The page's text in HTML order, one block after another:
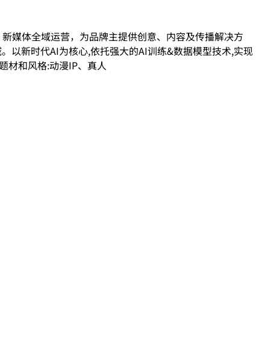
媒体全域运营，为品牌主提供创意、内容及传播解决方
以新时代AI为核心,依托强大的AI训练&数据模型技术,实现
材和风格:动漫IP、真人